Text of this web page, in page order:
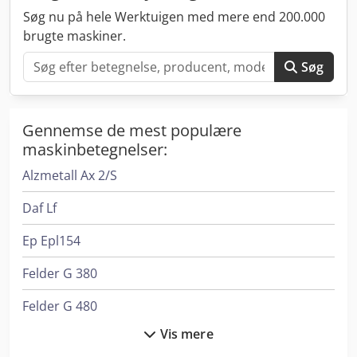
mastprofilerne. Gaffelbærerbredde: 1.300 mm Dsdpfx Aerf
Ilbjkxskr Løftekapacitet: 5.000 kg ved 500 mm LSP
Fremspring: 82 mm Egenvægt ved 44 mm Vægt: ca. 156 kg
Lakering: RAL 7021 (sortgrå)
Søg nu på hele Werktuigen med mere end 200.000
brugte maskiner.
Søg
Gennemse de mest populære
maskinbetegnelser:
Alzmetall Ax 2/S
Daf Lf
Ep Epl154
Felder G 380
Felder G 480
Vis mere